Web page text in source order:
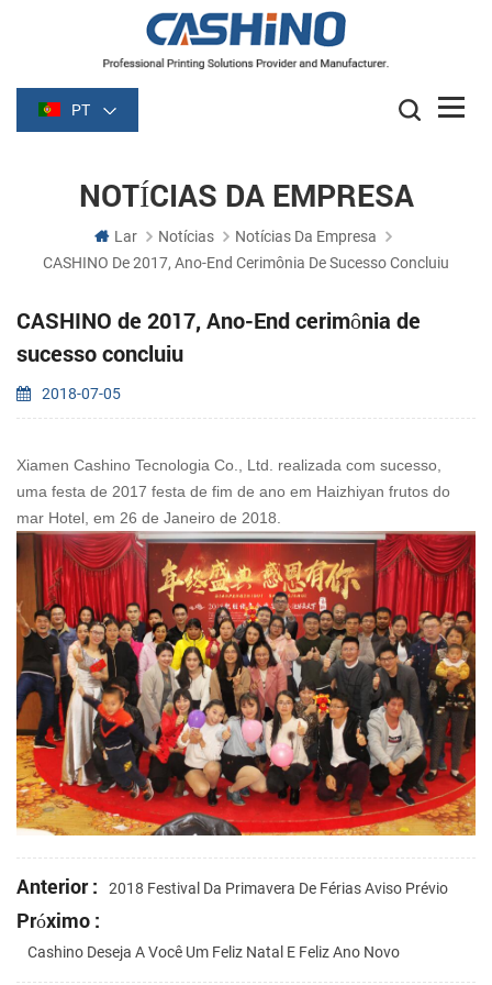
PT
NOTÍCIAS DA EMPRESA
Lar Notícias
Notícias Da Empresa
CASHINO De 2017, Ano-End Cerimônia De Sucesso Concluiu
CASHINO de 2017, Ano-End cerimônia de
sucesso concluiu
2018-07-05
Xiamen Cashino Tecnologia Co., Ltd. realizada com sucesso,
uma festa de 2017 festa de fim de ano em Haizhiyan frutos do
mar Hotel, em 26 de Janeiro de 2018.
Anterior : 2018 Festival Da Primavera De Férias Aviso Prévio
Próximo :
Cashino Deseja A Você Um Feliz Natal E Feliz Ano Novo